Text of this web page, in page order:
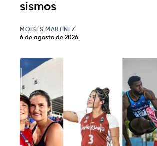
sismos
MOISÉS MARTÍNEZ
6 de agosto de 2026